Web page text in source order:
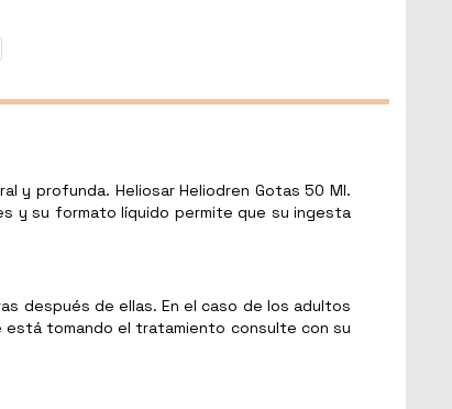
y profunda. Heliosar Heliodren Gotas 50 Ml.
y su formato líquido permite que su ingesta
después de ellas. En el caso de los adultos
está tomando el tratamiento consulte con su